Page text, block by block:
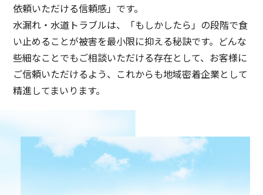
依頼いただける信頼感」です。
水漏れ・水道トラブルは、「もしかしたら」の段階で食
い止めることが被害を最小限に抑える秘訣です。どんな
些細なことでもご相談いただける存在として、お客様に
ご信頼いただけるよう、これからも地域密着企業として
精進してまいります。